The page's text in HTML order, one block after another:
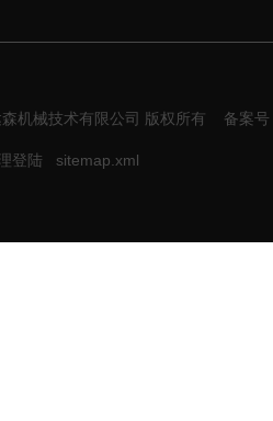
机械技术有限公司 版权所有 备案
登陆 sitemap.xml